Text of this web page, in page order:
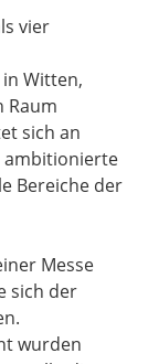
vier
Witten,
Raum
sich an
ambitionierte
Bereiche der
Messe
sich der
wurden